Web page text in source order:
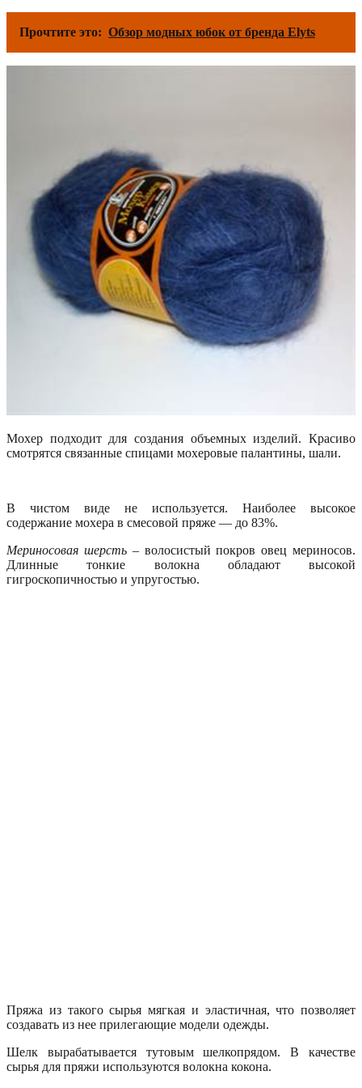
Прочтите это: Обзор модных юбок от бренда Elyts
Мохер подходит для создания объемных изделий. Красиво
смотрятся связанные спицами мохеровые палантины, шали.
В чистом виде не используется. Наиболее высокое
содержание мохера в смесовой пряже — до 83%.
Мериносовая шерсть– волосистый покров овец мериносов.
Длинные тонкие волокна обладают высокой
гигроскопичностью и упругостью.
Пряжа из такого сырья мягкая и эластичная, что позволяет
создавать из нее прилегающие модели одежды.
Шелк вырабатывается тутовым шелкопрядом. В качестве
сырья для пряжи используются волокна кокона.